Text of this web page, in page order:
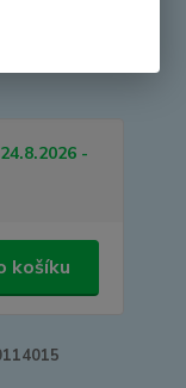
-
košíku